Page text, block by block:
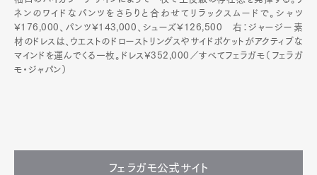
ネンのワイドなパンツをさらりと合わせてリラックスムードで。シャツ
¥176,000、パンツ¥143,000、シューズ¥126,500 右：ジャージー素
材のドレスは、ウエストのドローストリングスやサイドポケットがアクティブな
マインドを運んでくる一枚。ドレス¥352,000／すべてフェラガモ（フェラガ
モ・ジャパン）
フェラガモ公式サイト